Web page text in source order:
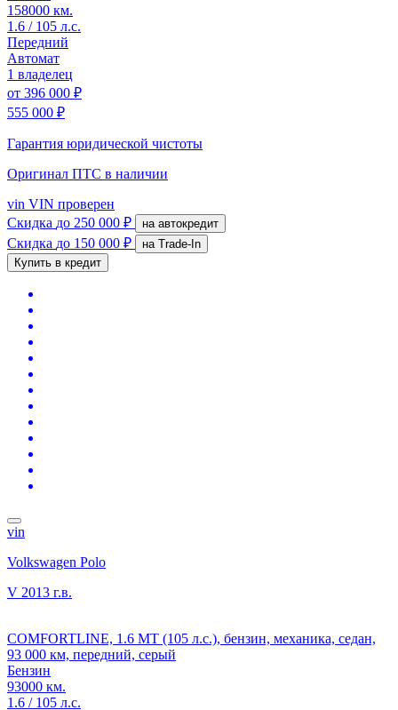
158000 км.
1.6 / 105 л.с.
Передний
Автомат
1 владелец
от 396 000 ₽
555 000 ₽
Гарантия юридической чистоты
Оригинал ПТС в наличии
vin VIN проверен
Скидка до 250 000 ₽ на автокредит
Скидка до 150 000 ₽
на Trade-In
Купить в кредит
vin
Volkswagen Polo
V 2013 г.в.
COMFORTLINE, 1.6 MT (105 л.с.), бензин, механика, седан,
93 000 км, передний, серый
Бензин
93000 км.
1.6 / 105 л.с.